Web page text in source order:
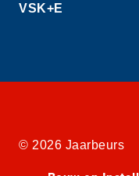
VSK+E
© 2026 Jaarbeurs